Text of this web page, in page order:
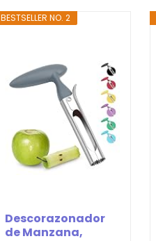
BESTSELLER NO. 2
Descorazonador
de Manzana,